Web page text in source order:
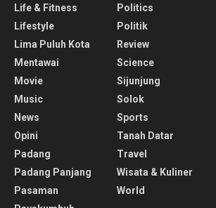
Life & Fitness
Lifestyle
Lima Puluh Kota
Mentawai
Movie
Music
News
Opini
Padang
Padang Panjang
Pasaman
Politics
Politik
Review
Science
Sijunjung
Solok
Sports
Tanah Datar
Travel
Wisata & Kuliner
World